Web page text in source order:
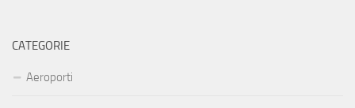
CATEGORIE
Aeroporti